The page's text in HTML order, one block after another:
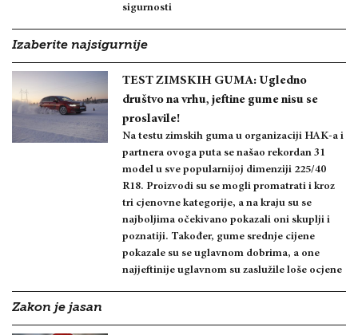
sigurnosti
Izaberite najsigurnije
TEST ZIMSKIH GUMA: Ugledno
društvo na vrhu, jeftine gume nisu se
proslavile!
Na testu zimskih guma u organizaciji HAK-a i
partnera ovoga puta se našao rekordan 31
model u sve popularnijoj dimenziji 225/40
R18. Proizvodi su se mogli promatrati i kroz
tri cjenovne kategorije, a na kraju su se
najboljima očekivano pokazali oni skuplji i
poznatiji. Također, gume srednje cijene
pokazale su se uglavnom dobrima, a one
najjeftinije uglavnom su zaslužile loše ocjene
Zakon je jasan